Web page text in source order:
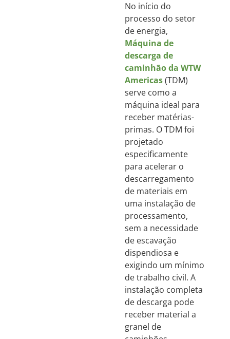
No início do
processo do setor
de energia,
Máquina de
descarga de
caminhão da WTW
Americas(TDM)
serve como a
máquina ideal para
receber matérias-
primas. O TDM foi
projetado
especificamente
para acelerar o
descarregamento
de materiais em
uma instalação de
processamento,
sem a necessidade
de escavação
dispendiosa e
exigindo um mínimo
de trabalho civil. A
instalação completa
de descarga pode
receber material a
granel de